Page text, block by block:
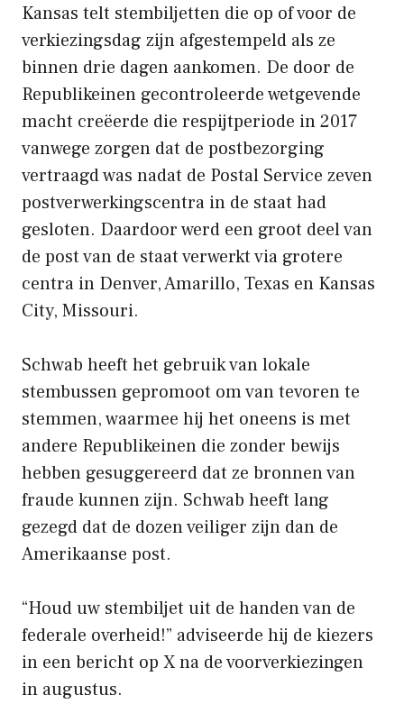
Kansas telt stembiljetten die op of voor de
verkiezingsdag zijn afgestempeld als ze
binnen drie dagen aankomen. De door de
Republikeinen gecontroleerde wetgevende
macht creëerde die respijtperiode in 2017
vanwege zorgen dat de postbezorging
vertraagd was nadat de Postal Service zeven
postverwerkingscentra in de staat had
gesloten. Daardoor werd een groot deel van
de post van de staat verwerkt via grotere
centra in Denver, Amarillo, Texas en Kansas
City, Missouri.
Schwab heeft het gebruik van lokale
stembussen gepromoot om van tevoren te
stemmen, waarmee hij het oneens is met
andere Republikeinen die zonder bewijs
hebben gesuggereerd dat ze bronnen van
fraude kunnen zijn. Schwab heeft lang
gezegd dat de dozen veiliger zijn dan de
Amerikaanse post.
“Houd uw stembiljet uit de handen van de
federale overheid!” adviseerde hij de kiezers
in een bericht op Xna de voorverkiezingen
in augustus.